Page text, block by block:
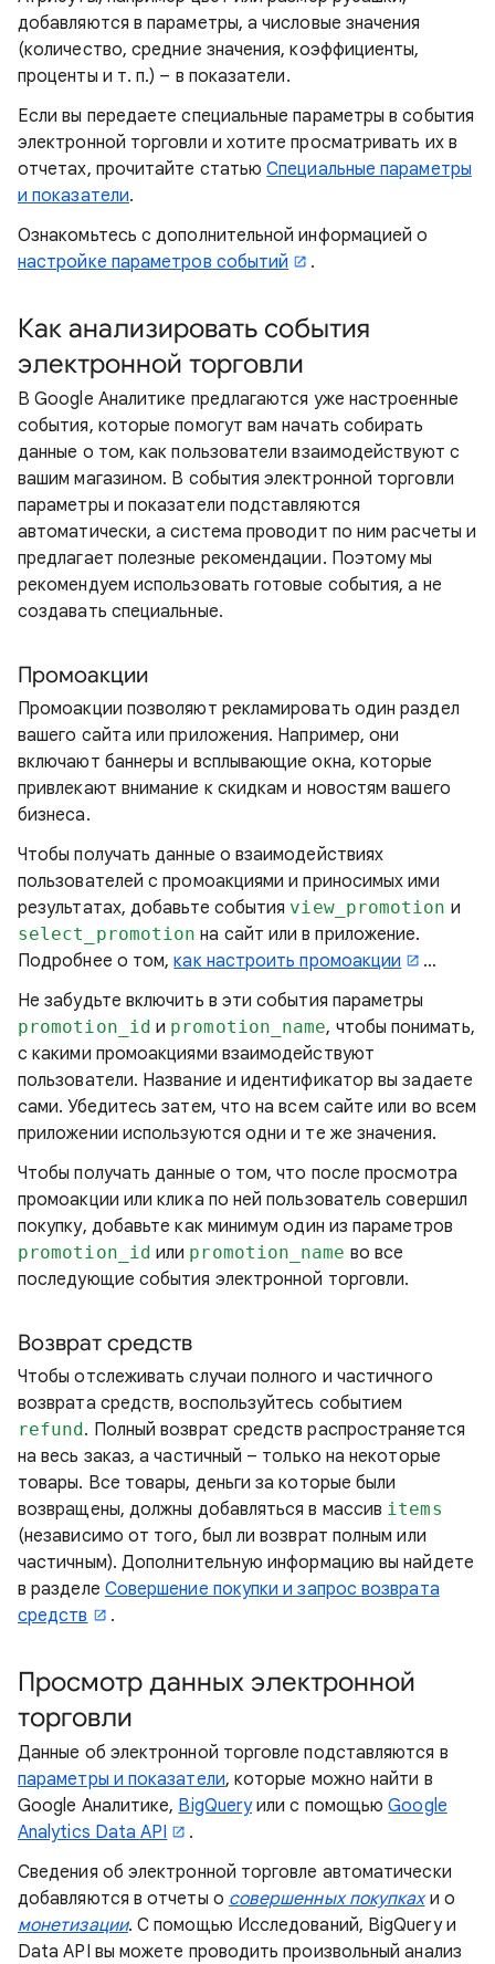
добавляются в параметры, а числовые значения
(количество, средние значения, коэффициенты,
проценты и т. п.) – в показатели.
Если вы передаете специальные параметры в события
электронной торговли и хотите просматривать их в
отчетах, прочитайте статьюСпециальные параметры
и показатели.
Ознакомьтесь с дополнительной информацией о
настройке параметров событий
.
Как анализировать события
электронной торговли
В Google Аналитике предлагаются уже настроенные
события, которые помогут вам начать собирать
данные о том, как пользователи взаимодействуют с
вашим магазином. В события электронной торговли
параметры и показатели подставляются
автоматически, а система проводит по ним расчеты и
предлагает полезные рекомендации. Поэтому мы
рекомендуем использовать готовые события, а не
создавать специальные.
Промоакции
Промоакции позволяют рекламировать один раздел
вашего сайта или приложения. Например, они
включают баннеры и всплывающие окна, которые
привлекают внимание к скидкам и новостям вашего
бизнеса.
Чтобы получать данные о взаимодействиях
пользователей с промоакциями и приносимых ими
результатах, добавьте события view_promotion и
select_promotion на сайт или в приложение.
Подробнее о том,как настроить промоакции
…
Не забудьте включить в эти события параметры
promotion_id и promotion_name, чтобы понимать,
с какими промоакциями взаимодействуют
пользователи. Название и идентификатор вы задаете
сами. Убедитесь затем, что на всем сайте или во всем
приложении используются одни и те же значения.
Чтобы получать данные о том, что после просмотра
промоакции или клика по ней пользователь совершил
покупку, добавьте как минимум один из параметров
promotion_id или promotion_name во все
последующие события электронной торговли.
Возврат средств
Чтобы отслеживать случаи полного и частичного
возврата средств, воспользуйтесь событием
refund. Полный возврат средств распространяется
на весь заказ, а частичный – только на некоторые
товары. Все товары, деньги за которые были
возвращены, должны добавляться в массив items
(независимо от того, был ли возврат полным или
частичным). Дополнительную информацию вы найдете
в разделе Совершение покупки и запрос возврата
средств
.
Просмотр данных электронной
торговли
Данные об электронной торговле подставляются в
параметры и показатели, которые можно найти в
Google Аналитике, BigQueryили с помощьюGoogle
Analytics Data API
.
Сведения об электронной торговле автоматически
добавляются в отчеты о совершенных покупкахи о
монетизации. С помощью Исследований, BigQuery и
Data API вы можете проводить произвольный анализ